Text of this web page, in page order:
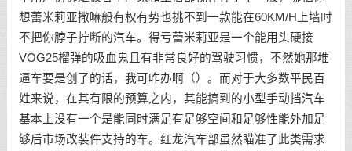
想蕾米莉亚撒嘛般有权有势也挑不到一款能在60KM/H上墙时
不把你脖子拧断的汽车。得亏蕾米莉亚是一个能用头硬接
VOG25榴弹的吸血鬼且有非常良好的驾驶习惯，不然她那堆
逼车要是创了的话，我可咋办啊（）。而对于大多数平民百
姓来说，在其有限的预算之内，其能搞到的小型手动挡汽车
基本上没有一个是能同时满足有足够空间和足够性能外加足
够后市场改装件支持的车。红龙汽车部虽然瞄准了此类需求